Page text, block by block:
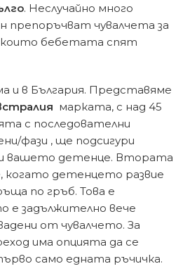
. Неслучайно много
препоръчват чувалчета за
които бебетата спят
и в България. Представяме
марката, с над 45
с последователни
фази , ще подсигури
и вашето детенце. Втората
когато детенцето развие
по гръб. Това е
е задължително вече
от чувалчето. За
има опцията да се
само едната ръчичка.